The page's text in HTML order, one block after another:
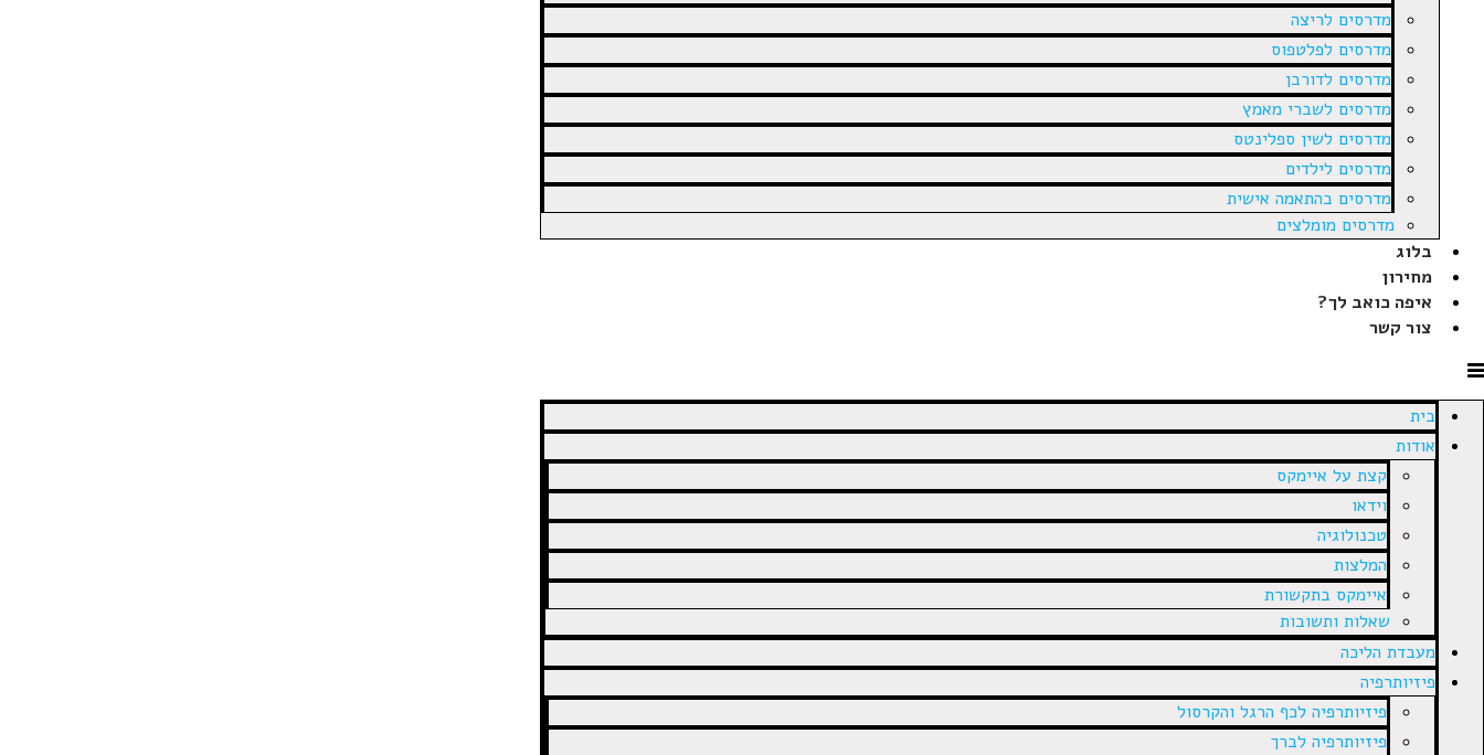
מדרסים לריצה
מדרסים לפלטפוס
מדרסים לדורבן
מדרסים לשברי מאמץ
מדרסים לשין ספלינטס
מדרסים לילדים
מדרסים בהתאמה אישית
מדרסים מומלצים
בלוג
מחירון
איפה כואב לך?
צור קשר
בית
אודות
קצת על איימקס
וידאו
טכנולוגיה
המלצות
איימקס בתקשורת
שאלות ותשובות
מעבדת הליכה
פיזיותרפיה
פיזיותרפיה לכף הרגל והקרסול
פיזיותרפיה לברך